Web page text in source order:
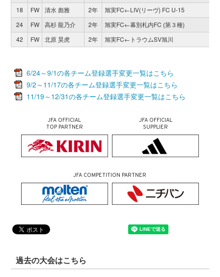
18
FW 清水 彪雅 2年 旭実FC←LIV(リーヴ) FC U-15
24
FW 高杉 龍乃介 2年 旭実FC←幕別札内FC (第３種)
42
FW 北原 昊虎 2年 旭実FC←トラウムSV旭川
6/24～9/1の各チーム登録選手変更一覧はこちら
9/2～11/17の各チーム登録選手変更一覧はこちら
11/19～12/31の各チーム登録選手変更一覧はこちら
JFA OFFICIAL
TOP PARTNER
JFA OFFICIAL
SUPPLIER
JFA COMPETITION PARTNER
過去の大会はこちら